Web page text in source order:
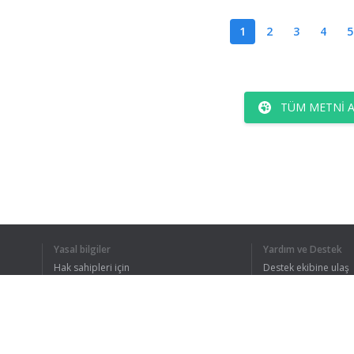
1 2 3 4 5
TÜM METNI
Yasal bilgiler
Hak sahipleri için
Yardım ve Destek
Destek ekibine ulaş